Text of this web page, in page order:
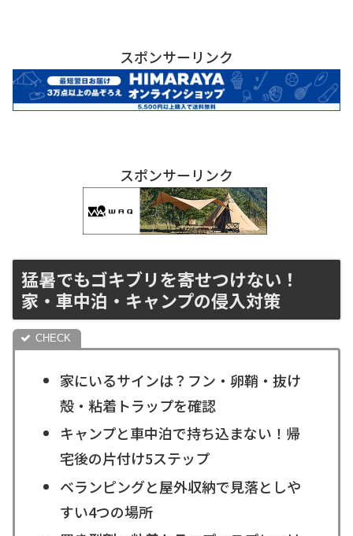
スポンサーリンク
スポンサーリンク
猛暑でもゴキブリを寄せつけない！
家・車中泊・キャンプの侵入対策
家にいるサインは？フン・卵鞘・抜け
殻・粘着トラップを確認
キャンプと車中泊で持ち込まない！帰
宅後の片付け5ステップ
ベランピングと屋外収納で見落としや
すい4つの場所